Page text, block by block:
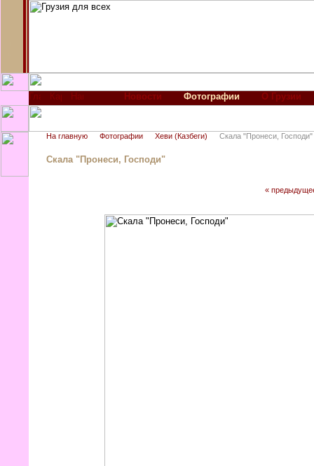
Новости Фотографии О Грузии
На главную Фотографии Хеви (Казбеги) Скала "Пронеси, Господи"
Скала "Пронеси, Господи"
«